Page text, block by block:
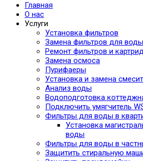
Главная
О нас
Услуги
Установка фильтров
Замена фильтров для воды
Ремонт фильтров и
Замена осмоса
Пурифаеры
Установка и замена
Анализ воды
Водоподготовка
Подключить умягчитель
Фильтры для воды в
Установка
воды
Фильтры для воды в
Защитить стиральную